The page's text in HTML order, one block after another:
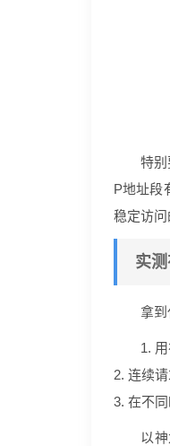
特
P地址段
稳定访问
实
拿到
1.
2. 连续
3. 在不
以